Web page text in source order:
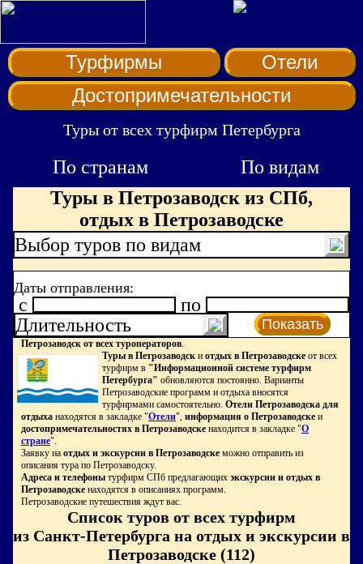
Турфирмы
Отели
Достопримечательности
Туры от всех турфирм Петербурга
По странам
По видам
Туры в Петрозаводск из СПб,
отдых в Петрозаводске
Выбор туров по видам
Даты отправления:
c
по
Длительность
Показать
Петрозаводск от всех туроператоров.
Туры в Петрозаводск и отдых в Петрозаводске от всех
турфирм в "Информационной системе турфирм
Петербурга" обновляются постоянно. Варианты
Петрозаводские программ и отдыха вносятся
турфирмами самостоятельно. Отели Петрозаводска для
отдыха находятся в закладке "Отели", информация о Петрозаводске и
достопримечательностях в Петрозаводске находится в закладке "О
стране".
Заявку на отдых и экскурсии в Петрозаводске можно отправить из
описания тура по Петрозаводску.
Адреса и телефоны турфирм СПб предлагающих экскурсии и отдых в
Петрозаводске находятся в описаниях программ.
Петрозаводские путешествия ждут вас.
Список туров от всех турфирм
из Санкт-Петербурга на отдых и экскурсии в
Петрозаводске (112)